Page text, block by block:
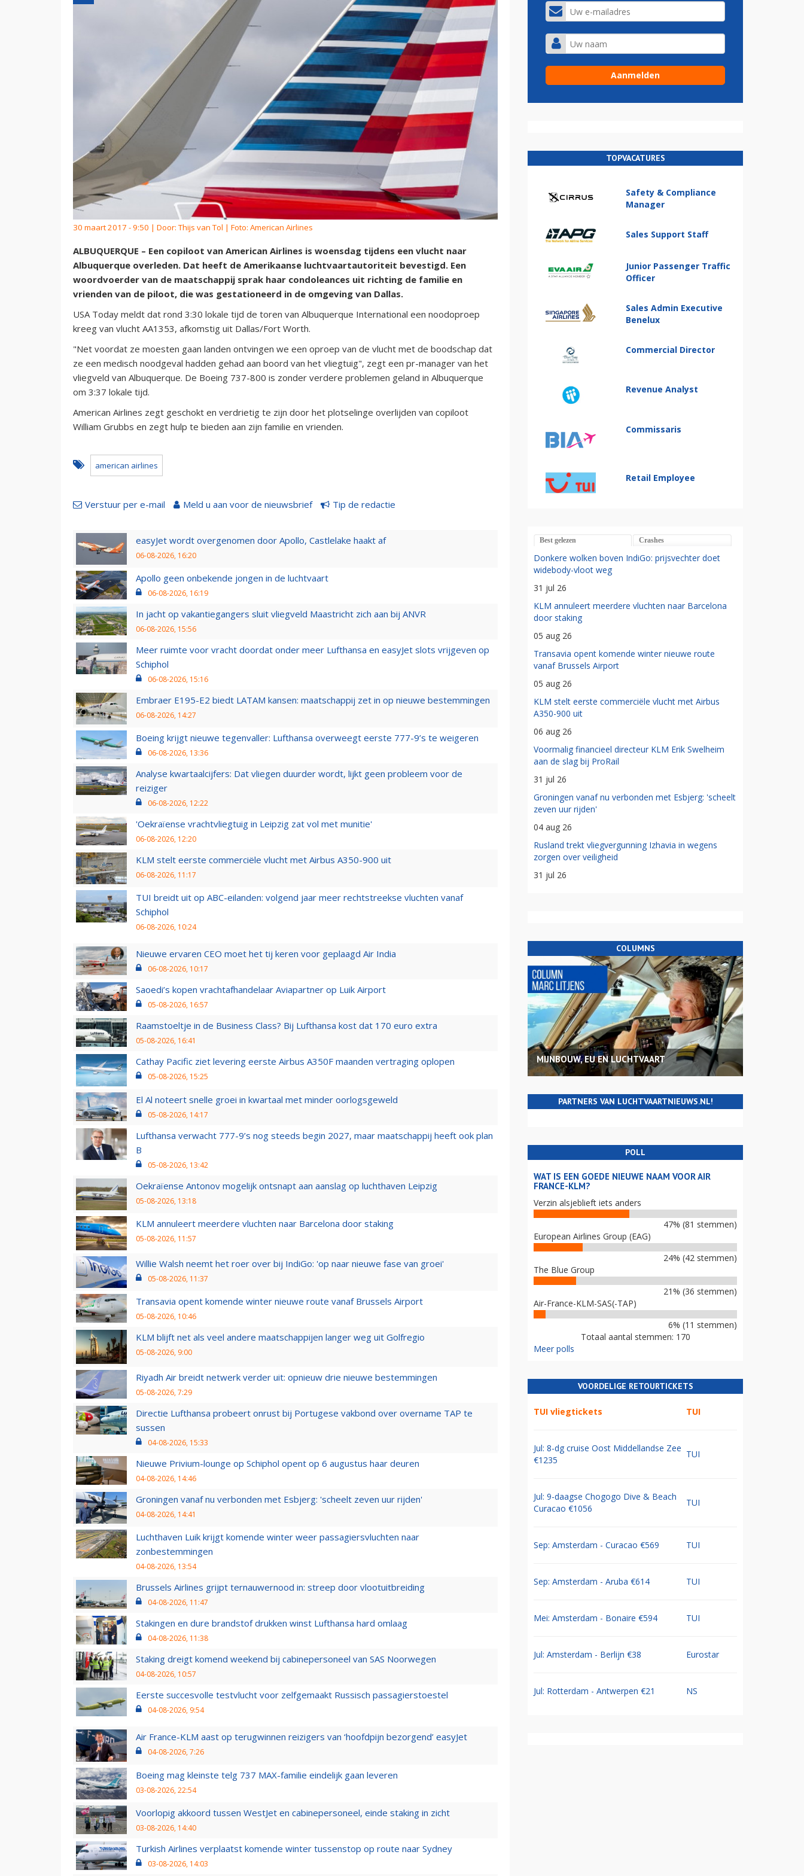
30 maart 2017 - 9:50 | Door:Thijs van Tol | Foto: American Airlines
ALBUQUERQUE – Een copiloot van American Airlines is woensdag tijdens een vlucht naar
Albuquerque overleden. Dat heeft de Amerikaanse luchtvaartautoriteit bevestigd. Een
woordvoerder van de maatschappij sprak haar condoleances uit richting de familie en
vrienden van de piloot, die was gestationeerd in de omgeving van Dallas.
USA Today meldt dat rond 3:30 lokale tijd de toren van Albuquerque International een noodoproep
kreeg van vlucht AA1353, afkomstig uit Dallas/Fort Worth.
"Net voordat ze moesten gaan landen ontvingen we een oproep van de vlucht met de boodschap dat
ze een medisch noodgeval hadden gehad aan boord van het vliegtuig", zegt een pr-manager van het
vliegveld van Albuquerque. De Boeing 737-800 is zonder verdere problemen geland in Albuquerque
om 3:37 lokale tijd.
American Airlines zegt geschokt en verdrietig te zijn door het plotselinge overlijden van copiloot
William Grubbs en zegt hulp te bieden aan zijn familie en vrienden.
american airlines
Verstuur per e-mail Meld u aan voor de nieuwsbrief Tip de redactie
easyJet wordt overgenomen door Apollo, Castlelake haakt af
06-08-2026, 16:20
Apollo geen onbekende jongen in de luchtvaart
06-08-2026, 16:19
In jacht op vakantiegangers sluit vliegveld Maastricht zich aan bij ANVR
06-08-2026, 15:56
Meer ruimte voor vracht doordat onder meer Lufthansa en easyJet slots vrijgeven op
Schiphol
06-08-2026, 15:16
Embraer E195-E2 biedt LATAM kansen: maatschappij zet in op nieuwe bestemmingen
06-08-2026, 14:27
Boeing krijgt nieuwe tegenvaller: Lufthansa overweegt eerste 777-9’s te weigeren
06-08-2026, 13:36
Analyse kwartaalcijfers: Dat vliegen duurder wordt, lijkt geen probleem voor de
reiziger
06-08-2026, 12:22
'Oekraïense vrachtvliegtuig in Leipzig zat vol met munitie'
06-08-2026, 12:20
KLM stelt eerste commerciële vlucht met Airbus A350-900 uit
06-08-2026, 11:17
TUI breidt uit op ABC-eilanden: volgend jaar meer rechtstreekse vluchten vanaf
Schiphol
06-08-2026, 10:24
Nieuwe ervaren CEO moet het tij keren voor geplaagd Air India
06-08-2026, 10:17
Saoedi’s kopen vrachtafhandelaar Aviapartner op Luik Airport
05-08-2026, 16:57
Raamstoeltje in de Business Class? Bij Lufthansa kost dat 170 euro extra
05-08-2026, 16:41
Cathay Pacific ziet levering eerste Airbus A350F maanden vertraging oplopen
05-08-2026, 15:25
El Al noteert snelle groei in kwartaal met minder oorlogsgeweld
05-08-2026, 14:17
Lufthansa verwacht 777-9’s nog steeds begin 2027, maar maatschappij heeft ook plan
B
05-08-2026, 13:42
Oekraïense Antonov mogelijk ontsnapt aan aanslag op luchthaven Leipzig
05-08-2026, 13:18
KLM annuleert meerdere vluchten naar Barcelona door staking
05-08-2026, 11:57
Willie Walsh neemt het roer over bij IndiGo: 'op naar nieuwe fase van groei'
05-08-2026, 11:37
Transavia opent komende winter nieuwe route vanaf Brussels Airport
05-08-2026, 10:46
KLM blijft net als veel andere maatschappijen langer weg uit Golfregio
05-08-2026, 9:00
Riyadh Air breidt netwerk verder uit: opnieuw drie nieuwe bestemmingen
05-08-2026, 7:29
Directie Lufthansa probeert onrust bij Portugese vakbond over overname TAP te
sussen
04-08-2026, 15:33
Nieuwe Privium-lounge op Schiphol opent op 6 augustus haar deuren
04-08-2026, 14:46
Groningen vanaf nu verbonden met Esbjerg: 'scheelt zeven uur rijden'
04-08-2026, 14:41
Luchthaven Luik krijgt komende winter weer passagiersvluchten naar
zonbestemmingen
04-08-2026, 13:54
Brussels Airlines grijpt ternauwernood in: streep door vlootuitbreiding
04-08-2026, 11:47
Stakingen en dure brandstof drukken winst Lufthansa hard omlaag
04-08-2026, 11:38
Staking dreigt komend weekend bij cabinepersoneel van SAS Noorwegen
04-08-2026, 10:57
Eerste succesvolle testvlucht voor zelfgemaakt Russisch passagierstoestel
04-08-2026, 9:54
Air France-KLM aast op terugwinnen reizigers van ‘hoofdpijn bezorgend’ easyJet
04-08-2026, 7:26
Boeing mag kleinste telg 737 MAX-familie eindelijk gaan leveren
03-08-2026, 22:54
Voorlopig akkoord tussen WestJet en cabinepersoneel, einde staking in zicht
03-08-2026, 14:40
Turkish Airlines verplaatst komende winter tussenstop op route naar Sydney
03-08-2026, 14:03
TOPVACATURES
Safety & Compliance
Manager
Sales Support Staff
Junior Passenger Traffic
Officer
Sales Admin Executive
Benelux
Commercial Director
Revenue Analyst
Commissaris
Retail Employee
Best gelezen Crashes
Donkere wolken boven IndiGo: prijsvechter doet
widebody-vloot weg
31 jul 26
KLM annuleert meerdere vluchten naar Barcelona
door staking
05 aug 26
Transavia opent komende winter nieuwe route
vanaf Brussels Airport
05 aug 26
KLM stelt eerste commerciële vlucht met Airbus
A350-900 uit
06 aug 26
Voormalig financieel directeur KLM Erik Swelheim
aan de slag bij ProRail
31 jul 26
Groningen vanaf nu verbonden met Esbjerg: 'scheelt
zeven uur rijden'
04 aug 26
Rusland trekt vliegvergunning Izhavia in wegens
zorgen over veiligheid
31 jul 26
COLUMNS
MIJNBOUW, EU EN LUCHTVAART
PARTNERS VAN LUCHTVAARTNIEUWS.NL!
POLL
WAT IS EEN GOEDE NIEUWE NAAM VOOR AIR
FRANCE-KLM?
Verzin alsjeblieft iets anders
47% (81 stemmen)
European Airlines Group (EAG)
24% (42 stemmen)
The Blue Group
21% (36 stemmen)
Air-France-KLM-SAS(-TAP)
6% (11 stemmen)
Totaal aantal stemmen: 170
Meer polls
VOORDELIGE RETOURTICKETS
TUI vliegtickets TUI
Jul: 8-dg cruise Oost Middellandse Zee
€1235
TUI
Jul: 9-daagse Chogogo Dive & Beach
Curacao €1056
TUI
Sep: Amsterdam - Curacao €569 TUI
Sep: Amsterdam - Aruba €614 TUI
Mei: Amsterdam - Bonaire €594 TUI
Jul: Amsterdam - Berlijn €38 Eurostar
Jul: Rotterdam - Antwerpen €21 NS